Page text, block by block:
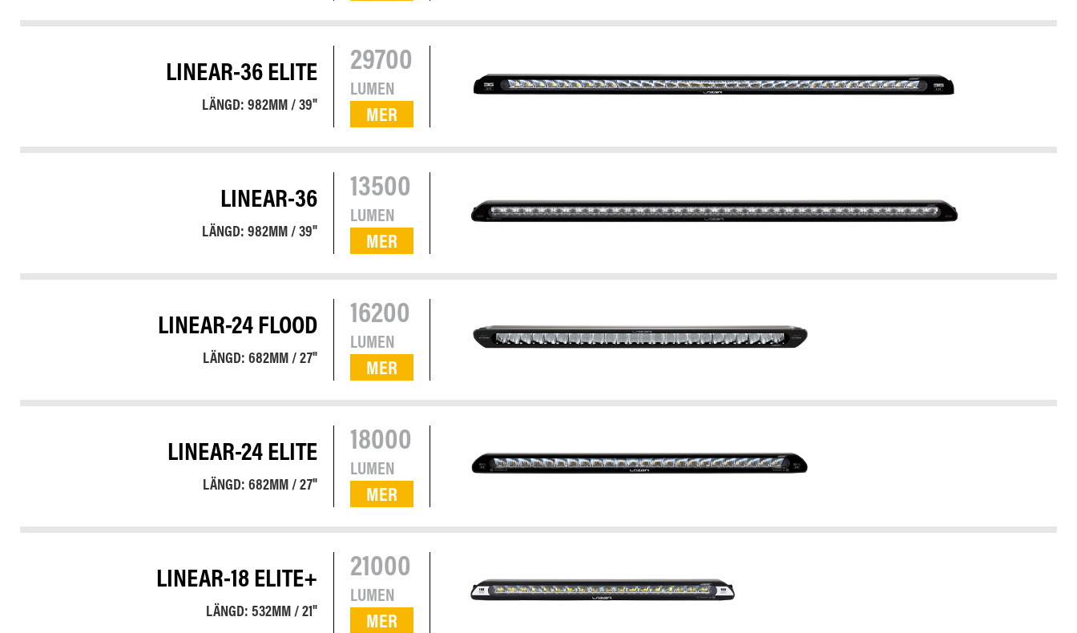
LINEAR-36 ELITE
LÄNGD: 982MM / 39"
29700
LUMEN
MER
LINEAR-36
LÄNGD: 982MM / 39"
13500
LUMEN
MER
LINEAR-24 FLOOD
LÄNGD: 682MM / 27"
16200
LUMEN
MER
LINEAR-24 ELITE
LÄNGD: 682MM / 27"
18000
LUMEN
MER
LINEAR-18 ELITE+
LÄNGD: 532MM / 21"
21000
LUMEN
MER